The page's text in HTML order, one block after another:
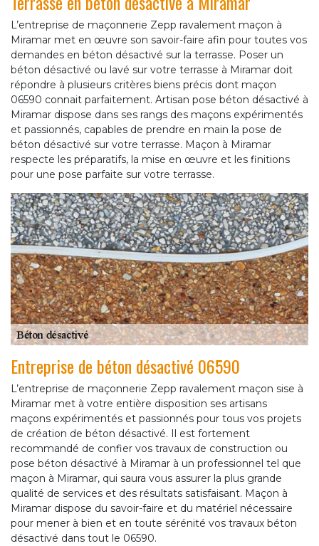
L’entreprise de maçonnerie Zepp ravalement maçon à
Miramar met en œuvre son savoir-faire afin pour toutes vos
demandes en béton désactivé sur la terrasse. Poser un
béton désactivé ou lavé sur votre terrasse à Miramar doit
répondre à plusieurs critères biens précis dont maçon
06590 connait parfaitement. Artisan pose béton désactivé à
Miramar dispose dans ses rangs des maçons expérimentés
et passionnés, capables de prendre en main la pose de
béton désactivé sur votre terrasse. Maçon à Miramar
respecte les préparatifs, la mise en œuvre et les finitions
pour une pose parfaite sur votre terrasse.
Entreprise de béton désactivé 06590
L’entreprise de maçonnerie Zepp ravalement maçon sise à
Miramar met à votre entière disposition ses artisans
maçons expérimentés et passionnés pour tous vos projets
de création de béton désactivé. Il est fortement
recommandé de confier vos travaux de construction ou
pose béton désactivé à Miramar à un professionnel tel que
maçon à Miramar, qui saura vous assurer la plus grande
qualité de services et des résultats satisfaisant. Maçon à
Miramar dispose du savoir-faire et du matériel nécessaire
pour mener à bien et en toute sérénité vos travaux béton
désactivé dans tout le 06590.